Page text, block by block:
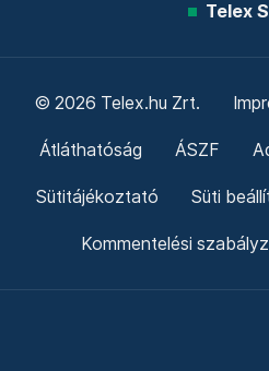
Telex
© 2026 Telex.hu Zrt.
Átláthatóság ÁSZF
Sütitájékoztató Süti
Kommentelési